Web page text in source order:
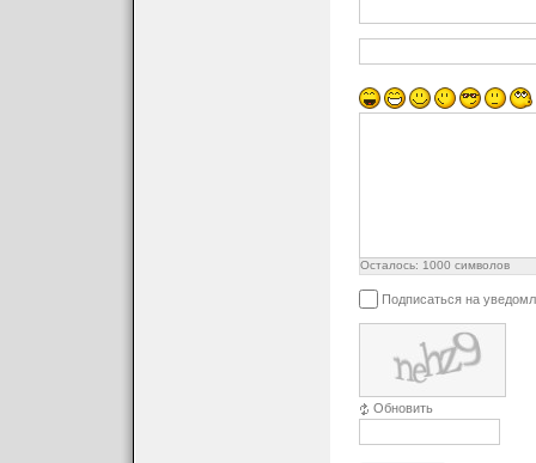
Осталось: 1000 символов
Подписаться на
Обновить